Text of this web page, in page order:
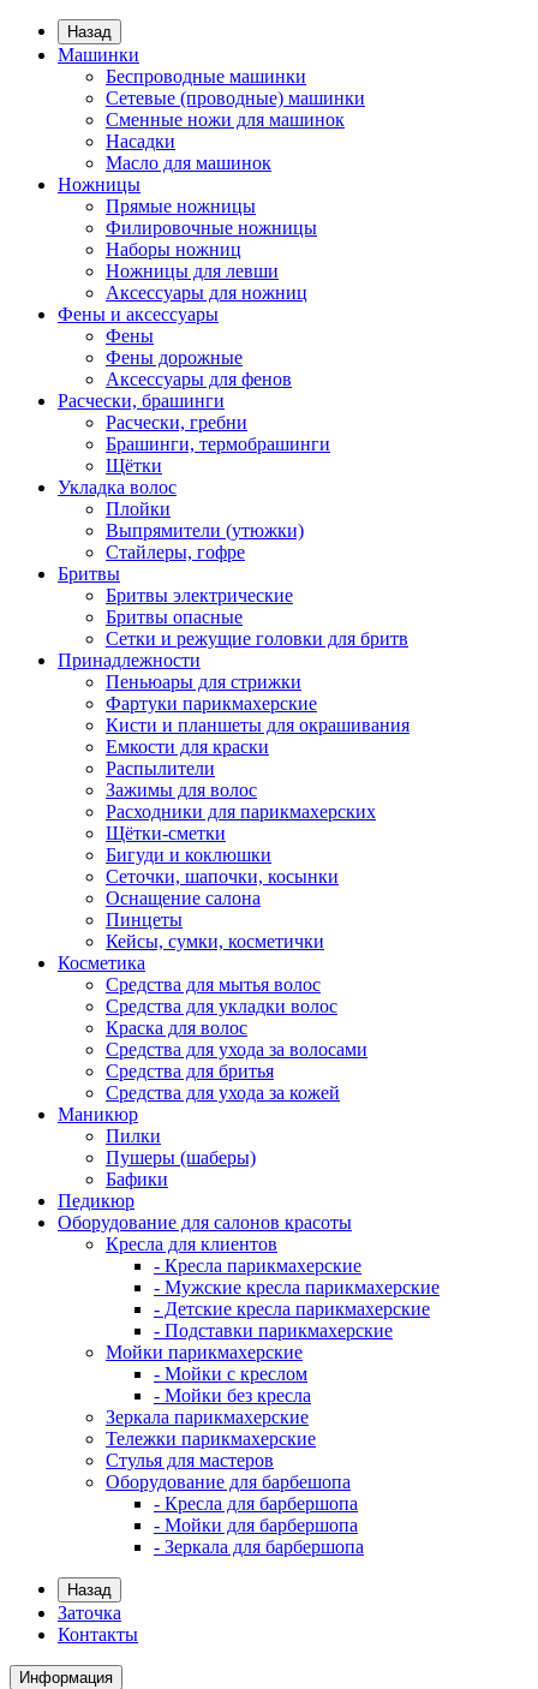
Назад
Машинки
Беспроводные машинки
Сетевые (проводные) машинки
Сменные ножи для машинок
Насадки
Масло для машинок
Ножницы
Прямые ножницы
Филировочные ножницы
Наборы ножниц
Ножницы для левши
Аксессуары для ножниц
Фены и аксессуары
Фены
Фены дорожные
Аксессуары для фенов
Расчески, брашинги
Расчески, гребни
Брашинги, термобрашинги
Щётки
Укладка волос
Плойки
Выпрямители (утюжки)
Стайлеры, гофре
Бритвы
Бритвы электрические
Бритвы опасные
Сетки и режущие головки для бритв
Принадлежности
Пеньюары для стрижки
Фартуки парикмахерские
Кисти и планшеты для окрашивания
Емкости для краски
Распылители
Зажимы для волос
Расходники для парикмахерских
Щётки-сметки
Бигуди и коклюшки
Сеточки, шапочки, косынки
Оснащение салона
Пинцеты
Кейсы, сумки, косметички
Косметика
Средства для мытья волос
Средства для укладки волос
Краска для волос
Средства для ухода за волосами
Средства для бритья
Средства для ухода за кожей
Маникюр
Пилки
Пушеры (шаберы)
Бафики
Педикюр
Оборудование для салонов красоты
Кресла для клиентов
- Кресла парикмахерские
- Мужские кресла парикмахерские
- Детские кресла парикмахерские
- Подставки парикмахерские
Мойки парикмахерские
- Мойки с креслом
- Мойки без кресла
Зеркала парикмахерские
Тележки парикмахерские
Стулья для мастеров
Оборудование для барбешопа
- Кресла для барбершопа
- Мойки для барбершопа
- Зеркала для барбершопа
Назад
Заточка
Контакты
Информация